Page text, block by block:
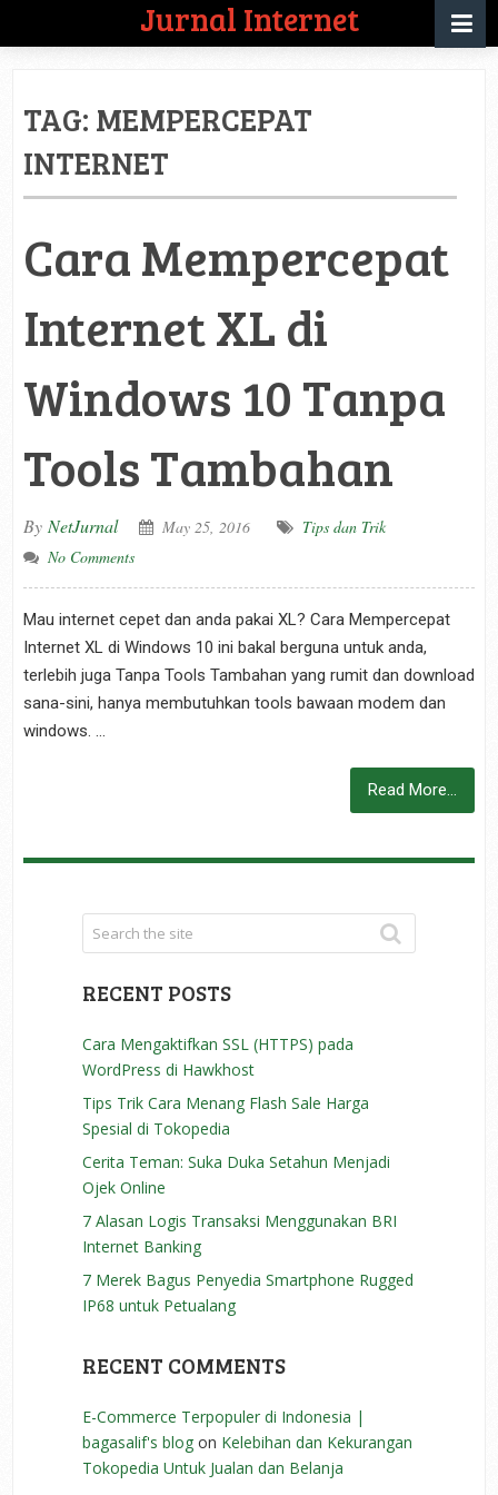
Jurnal Internet
TAG: MEMPERCEPAT
INTERNET
Cara Mempercepat
Internet XL di
Windows 10 Tanpa
Tools Tambahan
By NetJurnal May 25, 2016
Tips dan Trik
No Comments
Mau internet cepet dan anda pakai XL? Cara Mempercepat
Internet XL di Windows 10 ini bakal berguna untuk anda,
terlebih juga Tanpa Tools Tambahan yang rumit dan download
sana-sini, hanya membutuhkan tools bawaan modem dan
windows. …
Read More...
RECENT POSTS
Cara Mengaktifkan SSL (HTTPS) pada
WordPress di Hawkhost
Tips Trik Cara Menang Flash Sale Harga
Spesial di Tokopedia
Cerita Teman: Suka Duka Setahun Menjadi
Ojek Online
7 Alasan Logis Transaksi Menggunakan BRI
Internet Banking
7 Merek Bagus Penyedia Smartphone Rugged
IP68 untuk Petualang
RECENT COMMENTS
E-Commerce Terpopuler di Indonesia |
bagasalif's blog on Kelebihan dan Kekurangan
Tokopedia Untuk Jualan dan Belanja